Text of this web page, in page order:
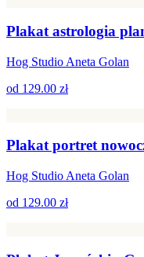
Plakat astrologia
Hog Studio Aneta Golan
od 129.00 zł
Plakat portret
Hog Studio Aneta Golan
od 129.00 zł